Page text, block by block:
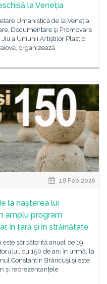
la Veneția
Umanistică de la Veneţia,
Documentare şi Promovare
Jiu a Uniunii Artiştilor Plastici
organizează
18 Feb 2026
la nașterea lui
amplu program
în țară și în străinătate
sărbătorită anual pe 19
cu 150 de ani în urmă, la
Constantin Brâncuși și este
și reprezentanțele